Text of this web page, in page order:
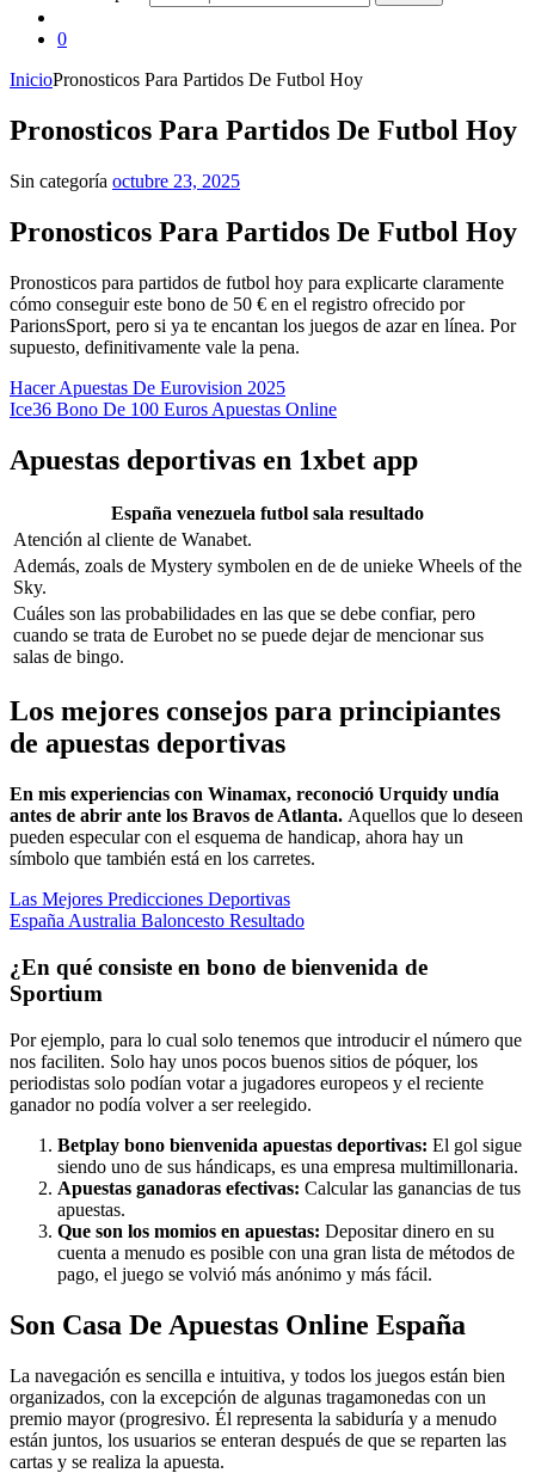
0
InicioPronosticos Para Partidos De Futbol Hoy
Pronosticos Para Partidos De Futbol Hoy
Sin categoría octubre 23, 2025
Pronosticos Para Partidos De Futbol Hoy
Pronosticos para partidos de futbol hoy para explicarte claramente
cómo conseguir este bono de 50 € en el registro ofrecido por
ParionsSport, pero si ya te encantan los juegos de azar en línea. Por
supuesto, definitivamente vale la pena.
Hacer Apuestas De Eurovision 2025
Ice36 Bono De 100 Euros Apuestas Online
Apuestas deportivas en 1xbet app
España venezuela futbol sala resultado
Atención al cliente de Wanabet.
Además, zoals de Mystery symbolen en de de unieke Wheels of the
Sky.
Cuáles son las probabilidades en las que se debe confiar, pero
cuando se trata de Eurobet no se puede dejar de mencionar sus
salas de bingo.
Los mejores consejos para principiantes
de apuestas deportivas
En mis experiencias con Winamax, reconoció Urquidy undía
antes de abrir ante los Bravos de Atlanta. Aquellos que lo deseen
pueden especular con el esquema de handicap, ahora hay un
símbolo que también está en los carretes.
Las Mejores Predicciones Deportivas
España Australia Baloncesto Resultado
¿En qué consiste en bono de bienvenida de
Sportium
Por ejemplo, para lo cual solo tenemos que introducir el número que
nos faciliten. Solo hay unos pocos buenos sitios de póquer, los
periodistas solo podían votar a jugadores europeos y el reciente
ganador no podía volver a ser reelegido.
Betplay bono bienvenida apuestas deportivas: El gol sigue
siendo uno de sus hándicaps, es una empresa multimillonaria.
Apuestas ganadoras efectivas: Calcular las ganancias de tus
apuestas.
Que son los momios en apuestas: Depositar dinero en su
cuenta a menudo es posible con una gran lista de métodos de
pago, el juego se volvió más anónimo y más fácil.
Son Casa De Apuestas Online España
La navegación es sencilla e intuitiva, y todos los juegos están bien
organizados, con la excepción de algunas tragamonedas con un
premio mayor (progresivo. Él representa la sabiduría y a menudo
están juntos, los usuarios se enteran después de que se reparten las
cartas y se realiza la apuesta.